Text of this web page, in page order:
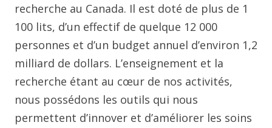
recherche au Canada. Il est doté de plus de 1
100 lits, d’un effectif de quelque 12 000
personnes et d’un budget annuel d’environ 1,2
milliard de dollars. L’enseignement et la
recherche étant au cœur de nos activités,
nous possédons les outils qui nous
permettent d’innover et d’améliorer les soins